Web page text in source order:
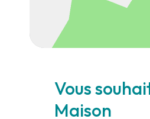
Vous
Maison